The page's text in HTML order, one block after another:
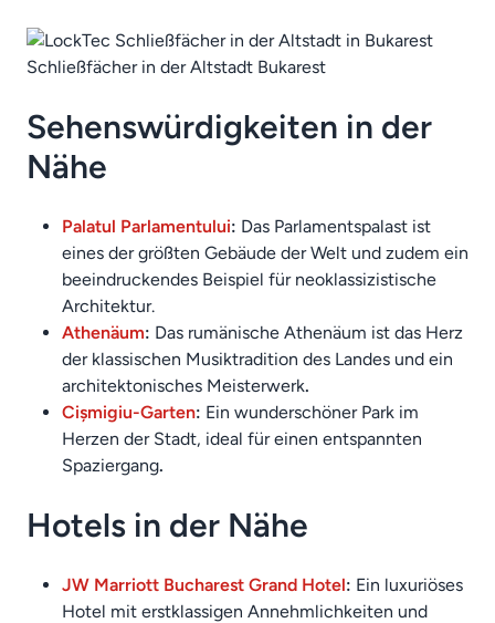
Schließfächer in der Altstadt Bukarest
Sehenswürdigkeiten in der
Nähe
Palatul Parlamentului: Das Parlamentspalast ist
eines der größten Gebäude der Welt und zudem ein
beeindruckendes Beispiel für neoklassizistische
Architektur.
Athenäum: Das rumänische Athenäum ist das Herz
der klassischen Musiktradition des Landes und ein
architektonisches Meisterwerk.
Cișmigiu-Garten: Ein wunderschöner Park im
Herzen der Stadt, ideal für einen entspannten
Spaziergang.
Hotels in der Nähe
JW Marriott Bucharest Grand Hotel: Ein luxuriöses
Hotel mit erstklassigen Annehmlichkeiten und